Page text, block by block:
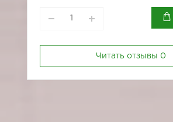
Читать отзывы 0